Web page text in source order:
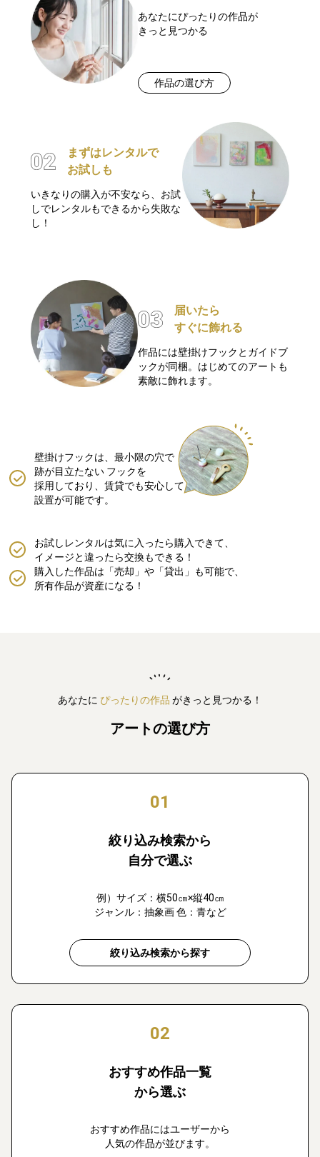
あなたにぴったりの作品が
きっと見つかる
作品の選び方
まずはレンタルで
お試しも
いきなりの購入が不安なら、お試
しでレンタルもできるから失敗な
し！
届いたら
すぐに飾れる
作品には壁掛けフックとガイドブ
ックが同梱。はじめてのアートも
素敵に飾れます。
壁掛けフックは、最小限の穴で
跡が目立たない フックを
採用しており、賃貸でも安心して
設置が可能です。
購入した作品は「売却」や「貸出」も可能で、
所有作品が資産になる！
お試しレンタルは気に入ったら購入できて、
イメージと違ったら交換もできる！
あなたに ぴったりの作品 がきっと見つかる！
アートの選び方
01
絞り込み検索から
自分で選ぶ
例）サイズ：横50㎝×縦40㎝
ジャンル：抽象画 色：青など
絞り込み検索から探す
02
おすすめ作品一覧
から選ぶ
おすすめ作品にはユーザーから
人気の作品が並びます。